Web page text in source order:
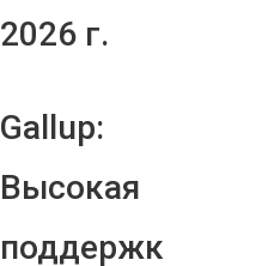
2026 г.
Gallup:
Высокая
поддержк